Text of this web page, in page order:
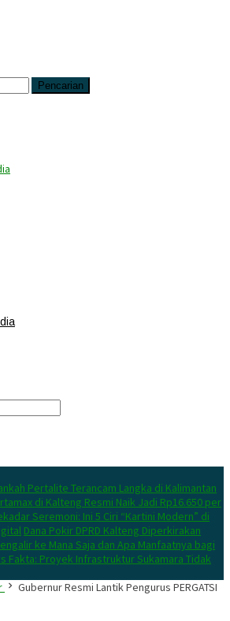
Pencarian
Pertalite Terancam Langka di Kalimantan
di Kalteng Resmi Naik Jadi Rp16.650 per
Seremoni: Ini 5 Ciri “Kartini Modern” di
Dana Pokir DPRD Kalteng Diperkirakan
ke Mana Saja dan Apa Manfaatnya bagi
Fakta: Proyek Infrastruktur Sukamara Tidak
Gubernur Resmi Lantik Pengurus PERGATSI